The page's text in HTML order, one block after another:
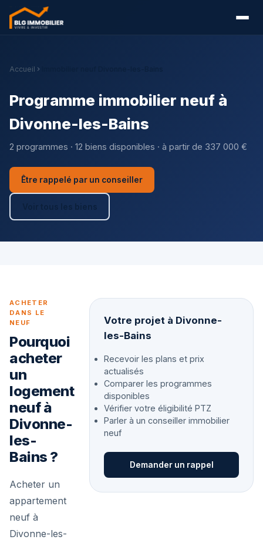
Accueil
Programme immobilier neuf à
Divonne-les-Bains
2 programmes · 12 biens disponibles · à partir de 337 000 €
Être rappelé par un conseiller
Voir tous les biens
ACHETER
DANS LE
NEUF
Pourquoi
acheter
un
logement
neuf à
Divonne-
les-
Bains ?
Acheter un
appartement
neuf à
Divonne-les-
Votre projet à Divonne-
les-Bains
Recevoir les plans et prix
actualisés
Comparer les programmes
disponibles
Vérifier votre éligibilité PTZ
Parler à un conseiller immobilier
neuf
Demander un rappel